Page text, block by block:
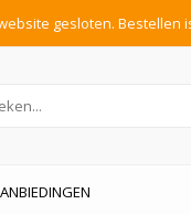
gesloten. Bestellen